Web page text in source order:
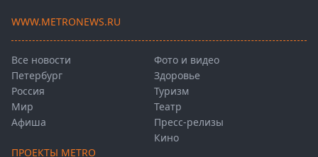
WWW.METRONEWS.RU
Все новости
Петербург
Россия
Мир
Афиша
Фото и видео
Здоровье
Туризм
Театр
Пресс-релизы
Кино
ПРОЕКТЫ METRO